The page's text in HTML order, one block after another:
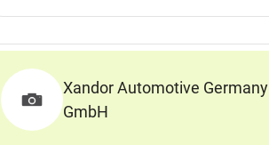
Xandor Automotive Germany
GmbH